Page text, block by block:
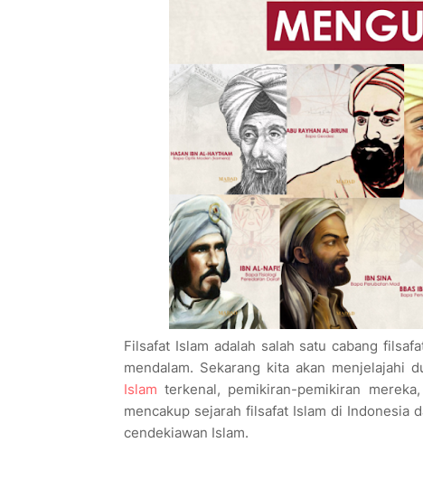
Filsafat Islam adalah salah satu cabang
mendalam. Sekarang kita akan menjelajahi
Islam terkenal, pemikiran-pemikiran
mencakup sejarah filsafat Islam di Indonesia
cendekiawan Islam.